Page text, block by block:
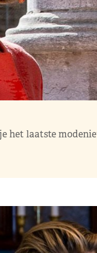
het laatste